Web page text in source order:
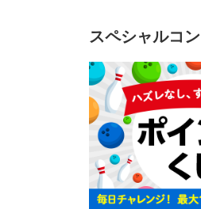
スペシャルコ